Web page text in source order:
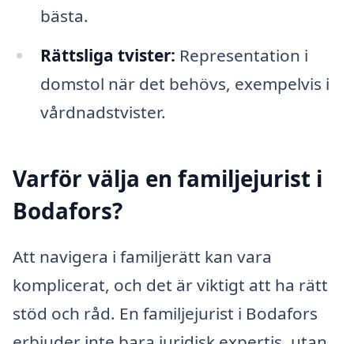
bästa.
Rättsliga tvister: Representation i
domstol när det behövs, exempelvis i
vårdnadstvister.
Varför välja en familjejurist i
Bodafors?
Att navigera i familjerätt kan vara
komplicerat, och det är viktigt att ha rätt
stöd och råd. En familjejurist i Bodafors